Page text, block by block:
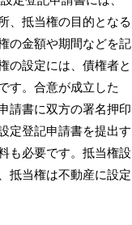
、抵当権の目的となる
の金額や期間などを記
の設定には、債権者と
す。合意が成立した
請書に双方の署名押印
定登記申請書を提出す
も必要です。抵当権設
抵当権は不動産に設定